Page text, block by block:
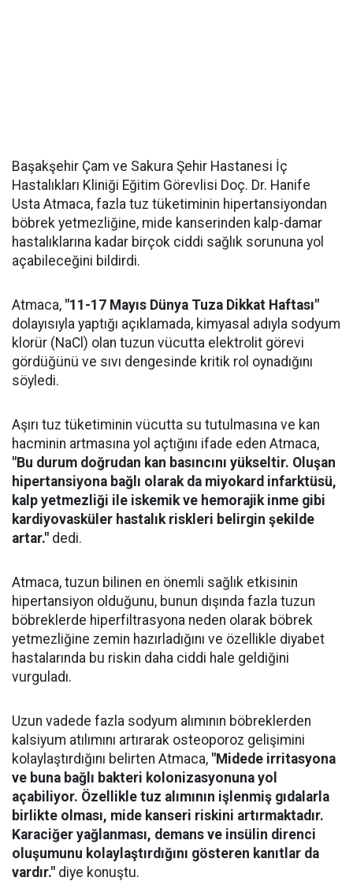
Başakşehir Çam ve Sakura Şehir Hastanesi İç
Hastalıkları Kliniği Eğitim Görevlisi Doç. Dr. Hanife
Usta Atmaca, fazla tuz tüketiminin hipertansiyondan
böbrek yetmezliğine, mide kanserinden kalp-damar
hastalıklarına kadar birçok ciddi sağlık sorununa yol
açabileceğini bildirdi.
Atmaca, "11-17 Mayıs Dünya Tuza Dikkat Haftası"
dolayısıyla yaptığı açıklamada, kimyasal adıyla sodyum
klorür (NaCl) olan tuzun vücutta elektrolit görevi
gördüğünü ve sıvı dengesinde kritik rol oynadığını
söyledi.
Aşırı tuz tüketiminin vücutta su tutulmasına ve kan
hacminin artmasına yol açtığını ifade eden Atmaca,
"Bu durum doğrudan kan basıncını yükseltir. Oluşan
hipertansiyona bağlı olarak da miyokard infarktüsü,
kalp yetmezliği ile iskemik ve hemorajik inme gibi
kardiyovasküler hastalık riskleri belirgin şekilde
artar." dedi.
Atmaca, tuzun bilinen en önemli sağlık etkisinin
hipertansiyon olduğunu, bunun dışında fazla tuzun
böbreklerde hiperfiltrasyona neden olarak böbrek
yetmezliğine zemin hazırladığını ve özellikle diyabet
hastalarında bu riskin daha ciddi hale geldiğini
vurguladı.
Uzun vadede fazla sodyum alımının böbreklerden
kalsiyum atılımını artırarak osteoporoz gelişimini
kolaylaştırdığını belirten Atmaca, "Midede irritasyona
ve buna bağlı bakteri kolonizasyonuna yol
açabiliyor. Özellikle tuz alımının işlenmiş gıdalarla
birlikte olması, mide kanseri riskini artırmaktadır.
Karaciğer yağlanması, demans ve insülin direnci
oluşumunu kolaylaştırdığını gösteren kanıtlar da
vardır." diye konuştu.